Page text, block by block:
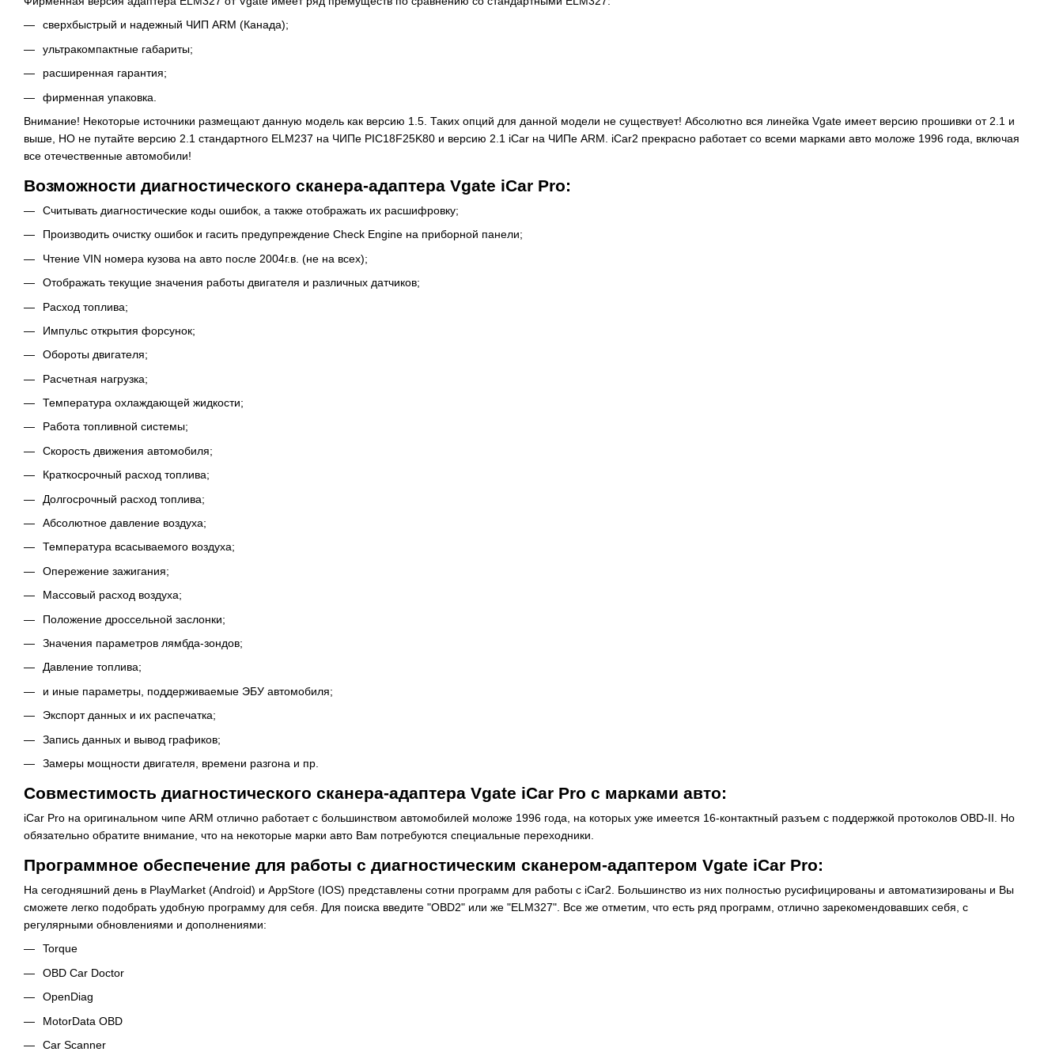
сверхбыстрый и надежный ЧИП ARM (Канада);
ультракомпактные габариты;
расширенная гарантия;
фирменная упаковка.
Внимание! Некоторые источники размещают данную модель как версию 1.5. Таких опций для данной модели не существует! Абсолютно вся линейка Vgate имеет версию прошивки от 2.1 и
выше, НО не путайте версию 2.1 стандартного ELM237 на ЧИПе PIC18F25K80 и версию 2.1 iCar на ЧИПе ARM. iCar2 прекрасно работает со всеми марками авто моложе 1996 года, включая
все отечественные автомобили!
Возможности диагностического сканера-адаптера Vgate iCar Pro:
Считывать диагностические коды ошибок, а также отображать их расшифровку;
Производить очистку ошибок и гасить предупреждение Check Engine на приборной панели;
Чтение VIN номера кузова на авто после 2004г.в. (не на всех);
Отображать текущие значения работы двигателя и различных датчиков;
Расход топлива;
Импульс открытия форсунок;
Обороты двигателя;
Расчетная нагрузка;
Температура охлаждающей жидкости;
Работа топливной системы;
Скорость движения автомобиля;
Краткосрочный расход топлива;
Долгосрочный расход топлива;
Абсолютное давление воздуха;
Температура всасываемого воздуха;
Опережение зажигания;
Массовый расход воздуха;
Положение дроссельной заслонки;
Значения параметров лямбда-зондов;
Давление топлива;
и иные параметры, поддерживаемые ЭБУ автомобиля;
Экспорт данных и их распечатка;
Запись данных и вывод графиков;
Замеры мощности двигателя, времени разгона и пр.
Совместимость диагностического сканера-адаптера Vgate iCar Pro с марками авто:
iCar Pro на оригинальном чипе ARM отлично работает с большинством автомобилей моложе 1996 года, на которых уже имеется 16-контактный разъем с поддержкой протоколов OBD-II. Но
обязательно обратите внимание, что на некоторые марки авто Вам потребуются специальные переходники.
Программное обеспечение для работы с диагностическим сканером-адаптером Vgate iCar Pro:
На сегодняшний день в PlayMarket (Android) и AppStore (IOS) представлены сотни программ для работы с iCar2. Большинство из них полностью русифицированы и автоматизированы и Вы
сможете легко подобрать удобную программу для себя. Для поиска введите "OBD2" или же "ELM327". Все же отметим, что есть ряд программ, отлично зарекомендовавших себя, с
регулярными обновлениями и дополнениями:
Torque
OBD Car Doctor
OpenDiag
MotorData OBD
Car Scanner